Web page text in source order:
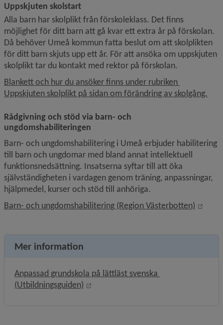
Uppskjuten skolstart
Alla barn har skolplikt från förskoleklass. Det finns
möjlighet för ditt barn att gå kvar ett extra år på förskolan.
Då behöver Umeå kommun fatta beslut om att skolplikten
för ditt barn skjuts upp ett år. För att ansöka om uppskjuten
skolplikt tar du kontakt med rektor på förskolan.
Blankett och hur du ansöker finns under rubriken
Uppskjuten skolplikt på sidan om förändring av skolgång.
Rådgivning och stöd via barn- och
ungdomshabiliteringen
Barn- och ungdomshabilitering i Umeå erbjuder habilitering
till barn och ungdomar med bland annat intellektuell
funktionsnedsättning. Insatserna syftar till att öka
självständigheten i vardagen genom träning, anpassningar,
hjälpmedel, kurser och stöd till anhöriga.
Barn- och ungdomshabilitering (Region Västerbotten)
Länk
Mer information
Anpassad grundskola på lättläst svenska
(Utbildningsguiden)
Länk till annan webbplats, öppnas i